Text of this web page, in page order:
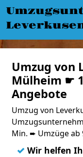
Umzug von
Mülheim ☛
Angebote
Umzug von
Min. ➨ Umzüge ab
✓ Wir helfen